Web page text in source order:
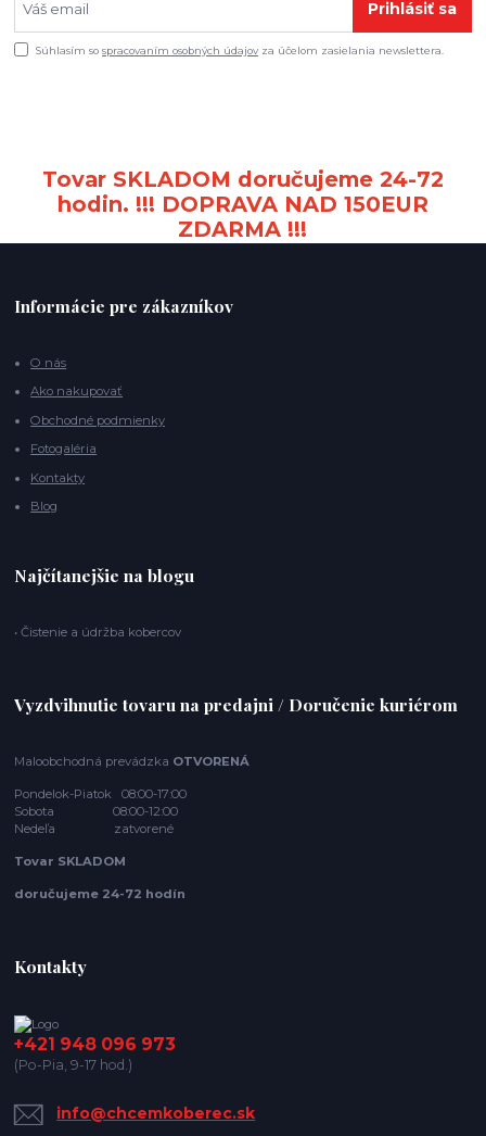
Prihlásiť sa
Súhlasím sospracovaním osobných údajov za účelom zasielania newslettera.
Tovar SKLADOM doručujeme 24-72
hodin. !!! DOPRAVA NAD 150EUR
ZDARMA !!!
Informácie pre zákazníkov
O nás
Ako nakupovať
Obchodné podmienky
Fotogaléria
Kontakty
Blog
Najčítanejšie na blogu
• Čistenie a údržba kobercov
Vyzdvihnutie tovaru na predajni / Doručenie kuriérom
Maloobchodná prevádzka OTVORENÁ
Pondelok-Piatok 08:00-17:00
Sobota 08:00-12:00
Nedeľa zatvorené
Tovar SKLADOM
doručujeme 24-72 hodín
Kontakty
+421 948 096 973
(Po-Pia, 9-17 hod.)
info@chcemkoberec.sk